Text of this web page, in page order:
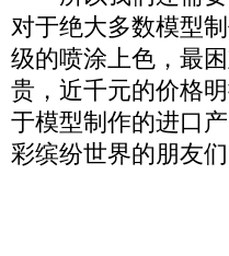
对于绝大多数模型
级的喷涂上色，最
贵，近千元的价格
于模型制作的进口
彩缤纷世界的朋友